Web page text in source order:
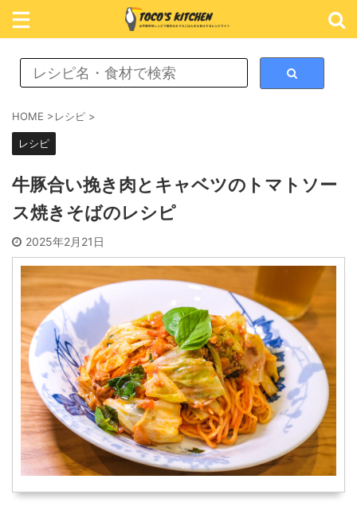
レシピ検索
おかず
スイーツ
スープ
軽食
HOME >レシピ >
レシピ
牛豚合い挽き肉とキャベツのトマトソー
ス焼きそばのレシピ
2025年2月21日